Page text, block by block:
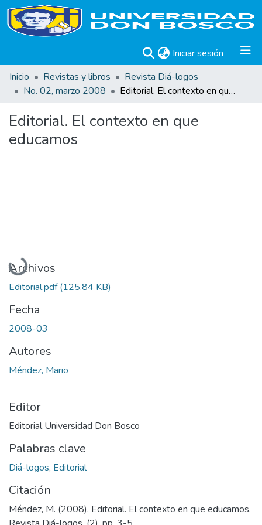
Iniciar sesión (current)
Inicio
Revistas y libros
Revista Diá-logos
No. 02, marzo 2008
Editorial. El contexto en que educamos
Editorial. El contexto en que
educamos
Cargando...
Archivos
Editorial.pdf(125.84 KB)
Fecha
2008-03
Autores
Méndez, Mario
Editor
Editorial Universidad Don Bosco
Palabras clave
Diá-logos, Editorial
Citación
Méndez, M. (2008). Editorial. El contexto en que educamos.